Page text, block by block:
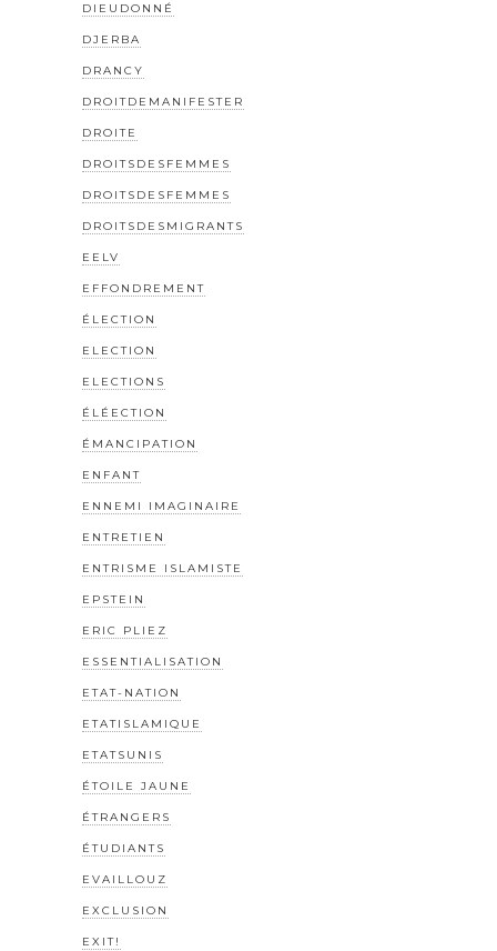
DIEUDONNÉ
DJERBA
DRANCY
DROITDEMANIFESTER
DROITE
DROITSDESFEMMES
DROITSDESFEMMES
DROITSDESMIGRANTS
EELV
EFFONDREMENT
ÉLECTION
ELECTION
ELECTIONS
ÉLÉECTION
ÉMANCIPATION
ENFANT
ENNEMI IMAGINAIRE
ENTRETIEN
ENTRISME ISLAMISTE
EPSTEIN
ERIC PLIEZ
ESSENTIALISATION
ETAT-NATION
ETATISLAMIQUE
ETATSUNIS
ÉTOILE JAUNE
ÉTRANGERS
ÉTUDIANTS
EVAILLOUZ
EXCLUSION
EXIT!